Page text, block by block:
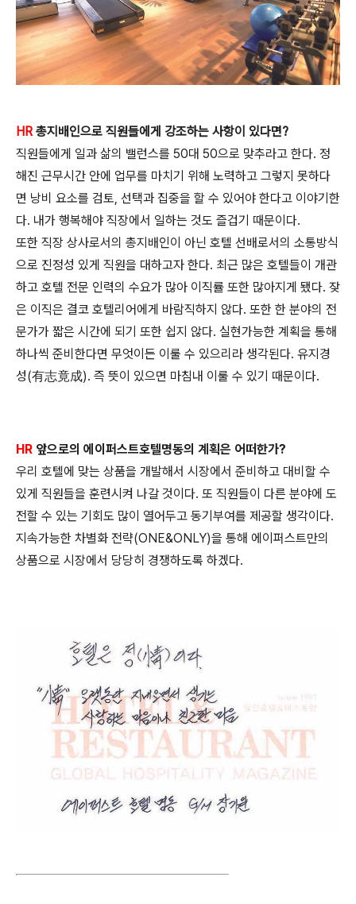
HR 총지배인으로 직원들에게 강조하는 사항이 있다면?
직원들에게 일과 삶의 밸런스를 50대 50으로 맞추라고 한다. 정
해진 근무시간 안에 업무를 마치기 위해 노력하고 그렇지 못하다
면 낭비 요소를 검토, 선택과 집중을 할 수 있어야 한다고 이야기한
다. 내가 행복해야 직장에서 일하는 것도 즐겁기 때문이다.
또한 직장 상사로서의 총지배인이 아닌 호텔 선배로서의 소통방식
으로 진정성 있게 직원을 대하고자 한다. 최근 많은 호텔들이 개관
하고 호텔 전문 인력의 수요가 많아 이직률 또한 많아지게 됐다. 잦
은 이직은 결코 호텔리어에게 바람직하지 않다. 또한 한 분야의 전
문가가 짧은 시간에 되기 또한 쉽지 않다. 실현가능한 계획을 통해
하나씩 준비한다면 무엇이든 이룰 수 있으리라 생각된다. 유지경
성(有志竟成). 즉 뜻이 있으면 마침내 이룰 수 있기 때문이다.
HR 앞으로의 에이퍼스트호텔명동의 계획은 어떠한가?
우리 호텔에 맞는 상품을 개발해서 시장에서 준비하고 대비할 수
있게 직원들을 훈련시켜 나갈 것이다. 또 직원들이 다른 분야에 도
전할 수 있는 기회도 많이 열어두고 동기부여를 제공할 생각이다.
지속가능한 차별화 전략(ONE&ONLY)을 통해 에이퍼스트만의
상품으로 시장에서 당당히 경쟁하도록 하겠다.